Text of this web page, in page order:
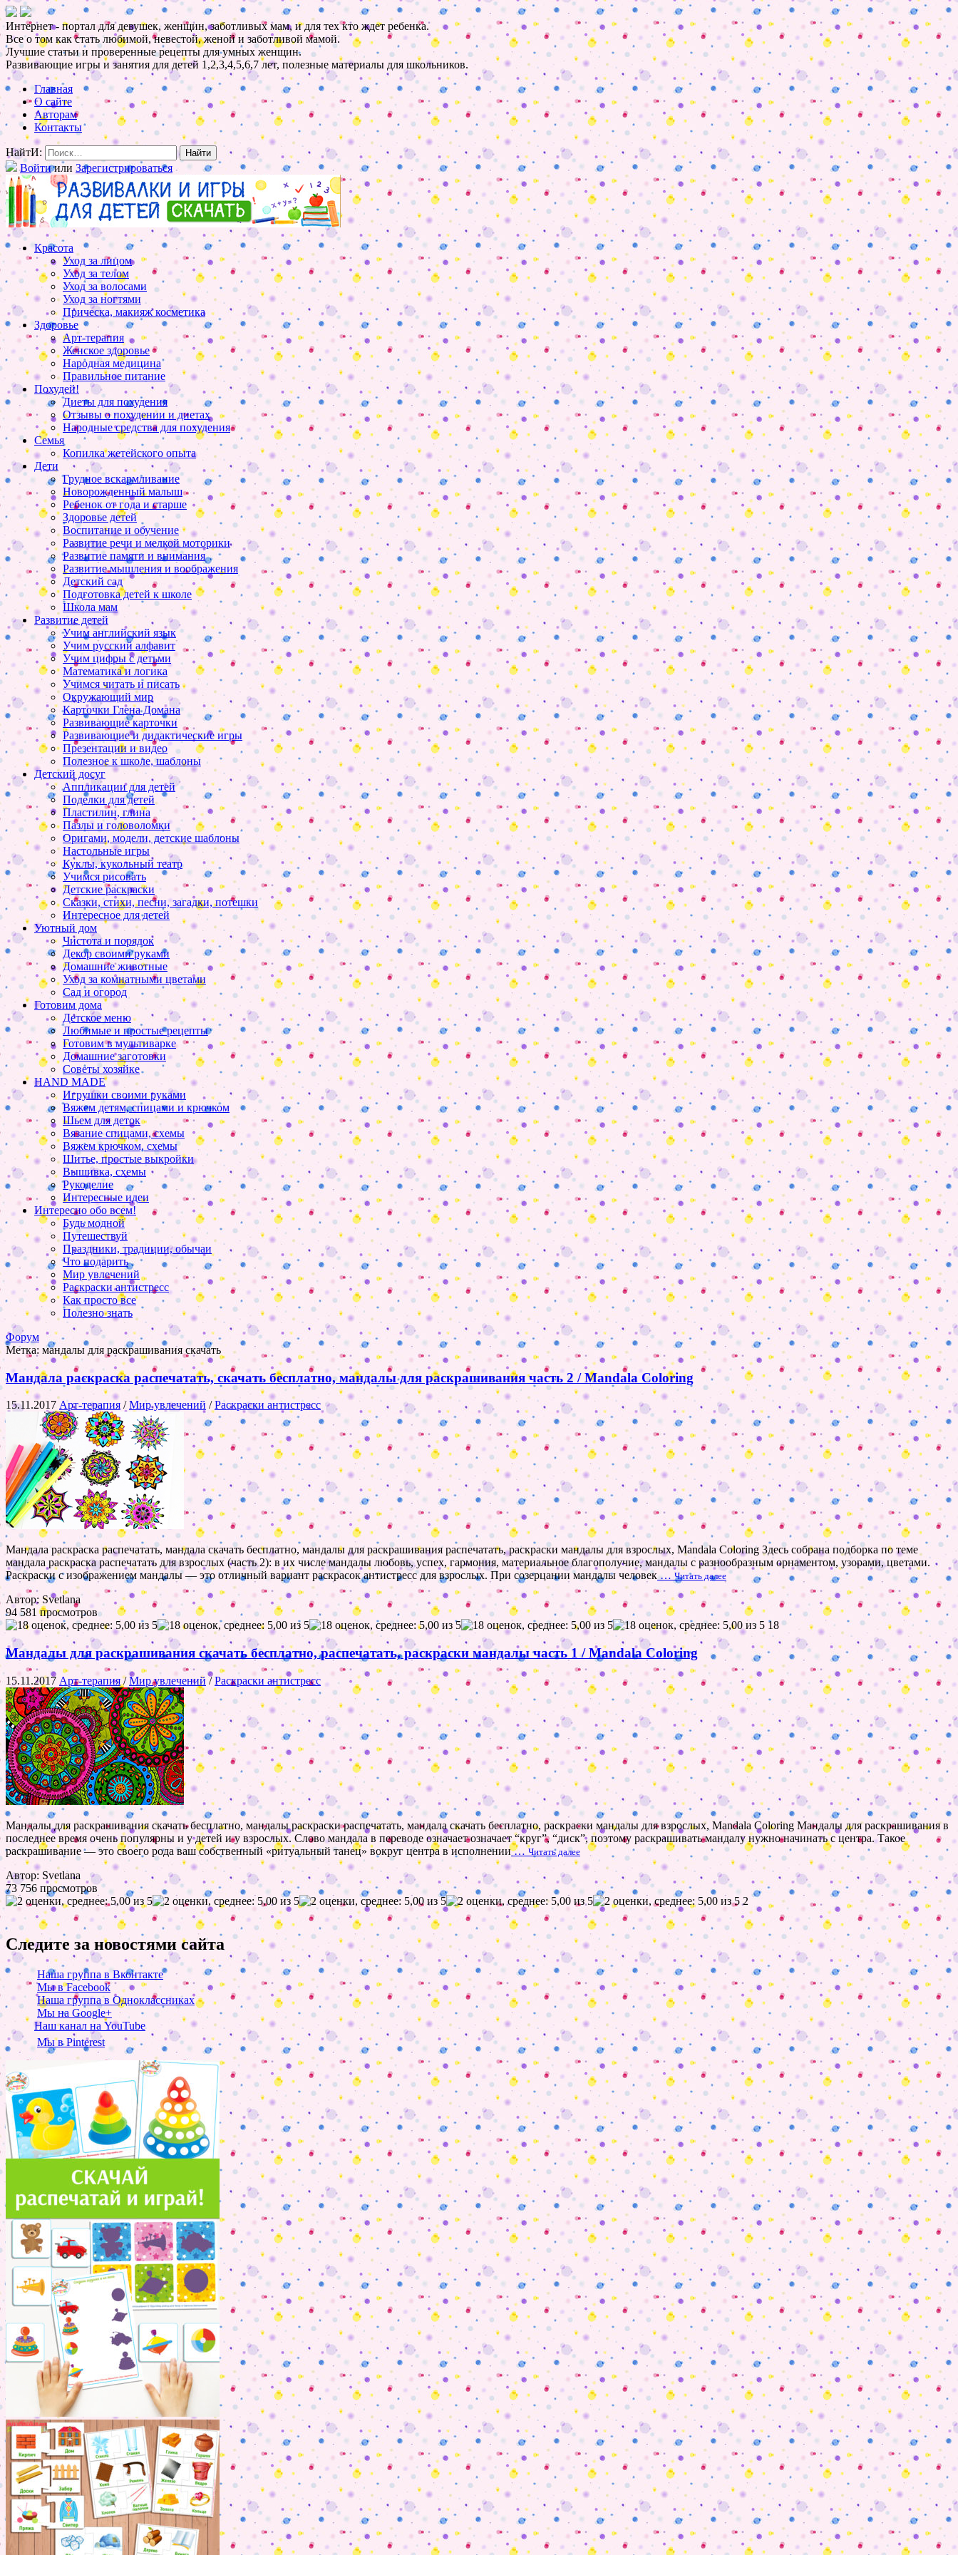
Интернет - портал для девушек, женщин, заботливых мам, и для тех кто ждет ребенка.
Все о том как стать любимой, невестой, женой и заботливой мамой.
Лучшие статьи и проверенные рецепты для умных женщин.
Развивающие игры и занятия для детей 1,2,3,4,5,6,7 лет, полезные материалы для школьников.
Главная
О сайте
Авторам
Контакты
НайтИ:
Войтиили Зарегистрироваться
Красота
Уход за лицом
Уход за телом
Уход за волосами
Уход за ногтями
Прическа, макияж косметика
Здоровье
Арт-терапия
Женское здоровье
Народная медицина
Правильное питание
Похудей!
Диеты для похудения
Отзывы о похудении и диетах
Народные средства для похудения
Семья
Копилка жетейского опыта
Дети
Грудное вскармливание
Новорожденный малыш
Ребенок от года и старше
Здоровье детей
Воспитание и обучение
Развитие речи и мелкой моторики
Развитие памяти и внимания
Развитие мышления и воображения
Детский сад
Подготовка детей к школе
Школа мам
Развитие детей
Учим английский язык
Учим русский алфавит
Учим цифры с детьми
Математика и логика
Учимся читать и писать
Окружающий мир
Карточки Глена Домана
Развивающие карточки
Развивающие и дидактические игры
Презентации и видео
Полезное к школе, шаблоны
Детский досуг
Аппликации для детей
Поделки для детей
Пластилин, глина
Пазлы и головоломки
Оригами, модели, детские шаблоны
Настольные игры
Куклы, кукольный театр
Учимся рисовать
Детские раскраски
Сказки, стихи, песни, загадки, потешки
Интересное для детей
Уютный дом
Чистота и порядок
Декор своими руками
Домашние животные
Уход за комнатными цветами
Сад и огород
Готовим дома
Детское меню
Любимые и простые рецепты
Готовим в мультиварке
Домашние заготовки
Советы хозяйке
HAND MADE
Игрушки своими руками
Вяжем детям, спицами и крючком
Шьем для деток
Вязание спицами, схемы
Вяжем крючком, схемы
Шитье, простые выкройки
Вышивка, схемы
Рукоделие
Интересные идеи
Интересно обо всем!
Будь модной
Путешествуй
Праздники, традиции, обычаи
Что подарить
Мир увлечений
Раскраски антистресс
Как просто все
Полезно знать
Форум
Метка: мандалы для раскрашивания скачать
Мандала раскраска распечатать, скачать бесплатно, мандалы для раскрашивания часть 2 / Mandala Coloring
15.11.2017 Арт-терапия /Мир увлечений /Раскраски антистресс
Мандала раскраска распечатать, мандала скачать бесплатно, мандалы для раскрашивания распечатать, раскраски мандалы для взрослых, Mandala Coloring Здесь собрана подборка по теме
мандала раскраска распечатать для взрослых (часть 2): в их числе мандалы любовь, успех, гармония, материальное благополучие, мандалы с разнообразным орнаментом, узорами, цветами.
Раскраски с изображением мандалы — это отличный вариант раскрасок антистресс для взрослых. При созерцании мандалы человек… Читать далее
Автор: Svetlana
94 581 просмотров
18
Мандалы для раскрашивания скачать бесплатно, распечатать, раскраски мандалы часть 1 / Mandala Coloring
15.11.2017 Арт-терапия/Мир увлечений /Раскраски антистресс
Мандалы для раскрашивания скачать бесплатно, мандалы раскраски распечатать, мандала скачать бесплатно, раскраски мандалы для взрослых, Mandala Coloring Мандалы для раскрашивания в
последнее время очень популярны и у детей и у взрослых. Слово мандала в переводе означает означает “круг”, “диск”, поэтому раскрашивать мандалу нужно начинать с центра. Такое
раскрашивание — это своего рода ваш собственный «ритуальный танец» вокруг центра в исполнении…Читать далее
Автор: Svetlana
73 756 просмотров
2
Следите за новостями сайта
Наша группа в Вконтакте
Мы в Facebook
Наша группа в Одноклассниках
Мы на Google+
Наш канал на YouTube
Мы в Pinterest